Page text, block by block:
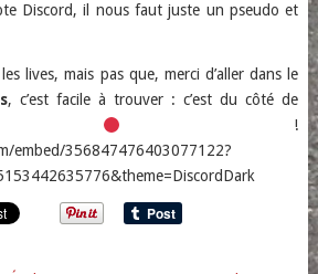
Discord, il nous faut juste un pseudo et
lives, mais pas que, merci d’aller dans le
, c’est facile à trouver : c’est du côté de
!
embed/356847476403077122?